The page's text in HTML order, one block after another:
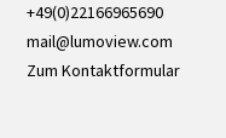
+49(0)22166965690
mail@lumoview.com
Zum Kontaktformular